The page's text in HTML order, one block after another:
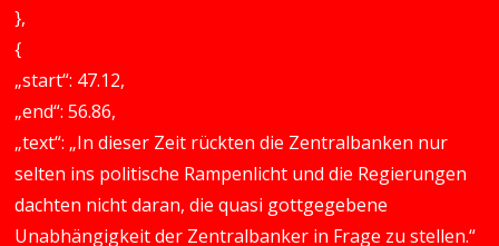
},
{
„start“: 47.12,
„end“: 56.86,
„text“: „In dieser Zeit rückten die Zentralbanken nur
selten ins politische Rampenlicht und die Regierungen
dachten nicht daran, die quasi gottgegebene
Unabhängigkeit der Zentralbanker in Frage zu stellen.“